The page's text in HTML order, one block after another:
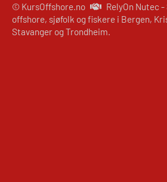
© KursOffshore.no
RelyOn Nutec
offshore, sjøfolk og fiskere i Bergen,
Stavanger og Trondheim.